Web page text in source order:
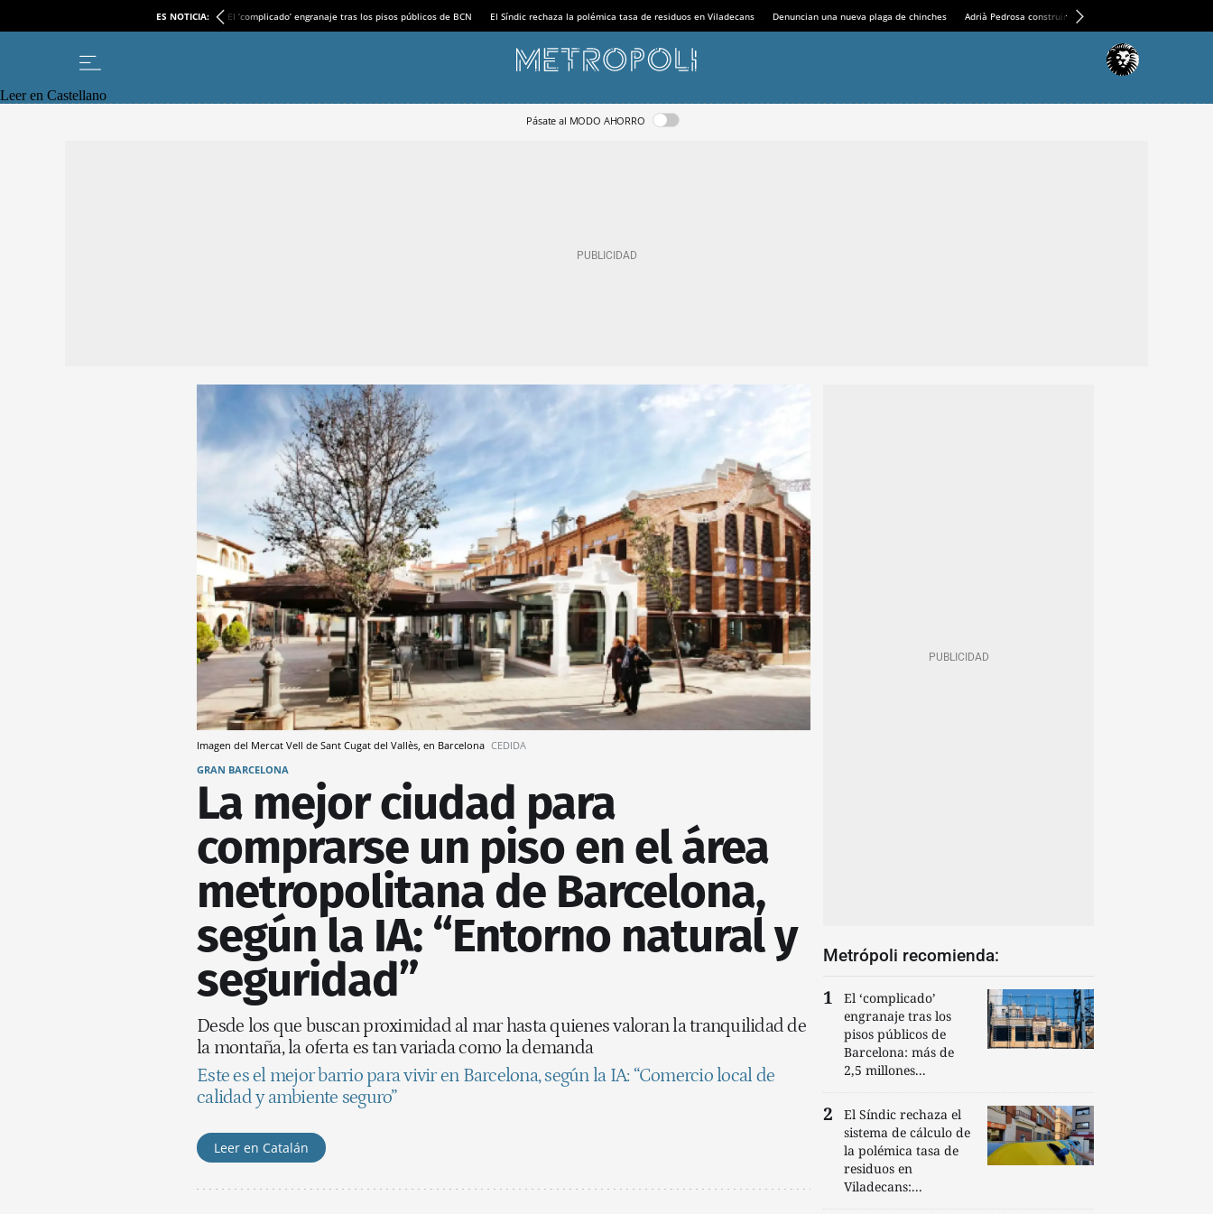
ES NOTICIA: El ‘complicado’ engranaje tras los pisos públicos de BCN El Síndic rechaza la polémica tasa de residuos en Viladecans Denuncian una nueva plaga de chinches Adrià Pedrosa construirá la nueva residencia en el
Leer en Castellano
Pásate al MODO AHORRO
Imagen del Mercat Vell de Sant Cugat del Vallès, en Barcelona CEDIDA
GRAN BARCELONA
La mejor ciudad para
comprarse un piso en el área
metropolitana de Barcelona,
según la IA: “Entorno natural y
seguridad”
Desde los que buscan proximidad al mar hasta quienes valoran la tranquilidad de
la montaña, la oferta es tan variada como la demanda
Este es el mejor barrio para vivir en Barcelona, según la IA: “Comercio local de
calidad y ambiente seguro”
Leer en Catalán
Metrópoli recomienda:
El ‘complicado’
engranaje tras los
pisos públicos de
Barcelona: más de
2,5 millones...
El Síndic rechaza el
sistema de cálculo de
la polémica tasa de
residuos en
Viladecans:...